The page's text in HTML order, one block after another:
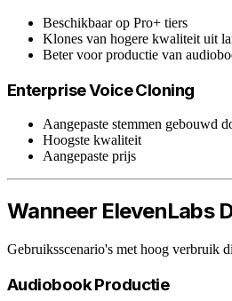
Beschikbaar op Pro+ tiers
Klones van hogere kwaliteit uit
Beter voor productie van
Enterprise Voice Cloning
Aangepaste stemmen gebouwd
Hoogste kwaliteit
Aangepaste prijs
Wanneer ElevenLabs
Gebruiksscenario's met hoog verbruik
Audiobook Productie